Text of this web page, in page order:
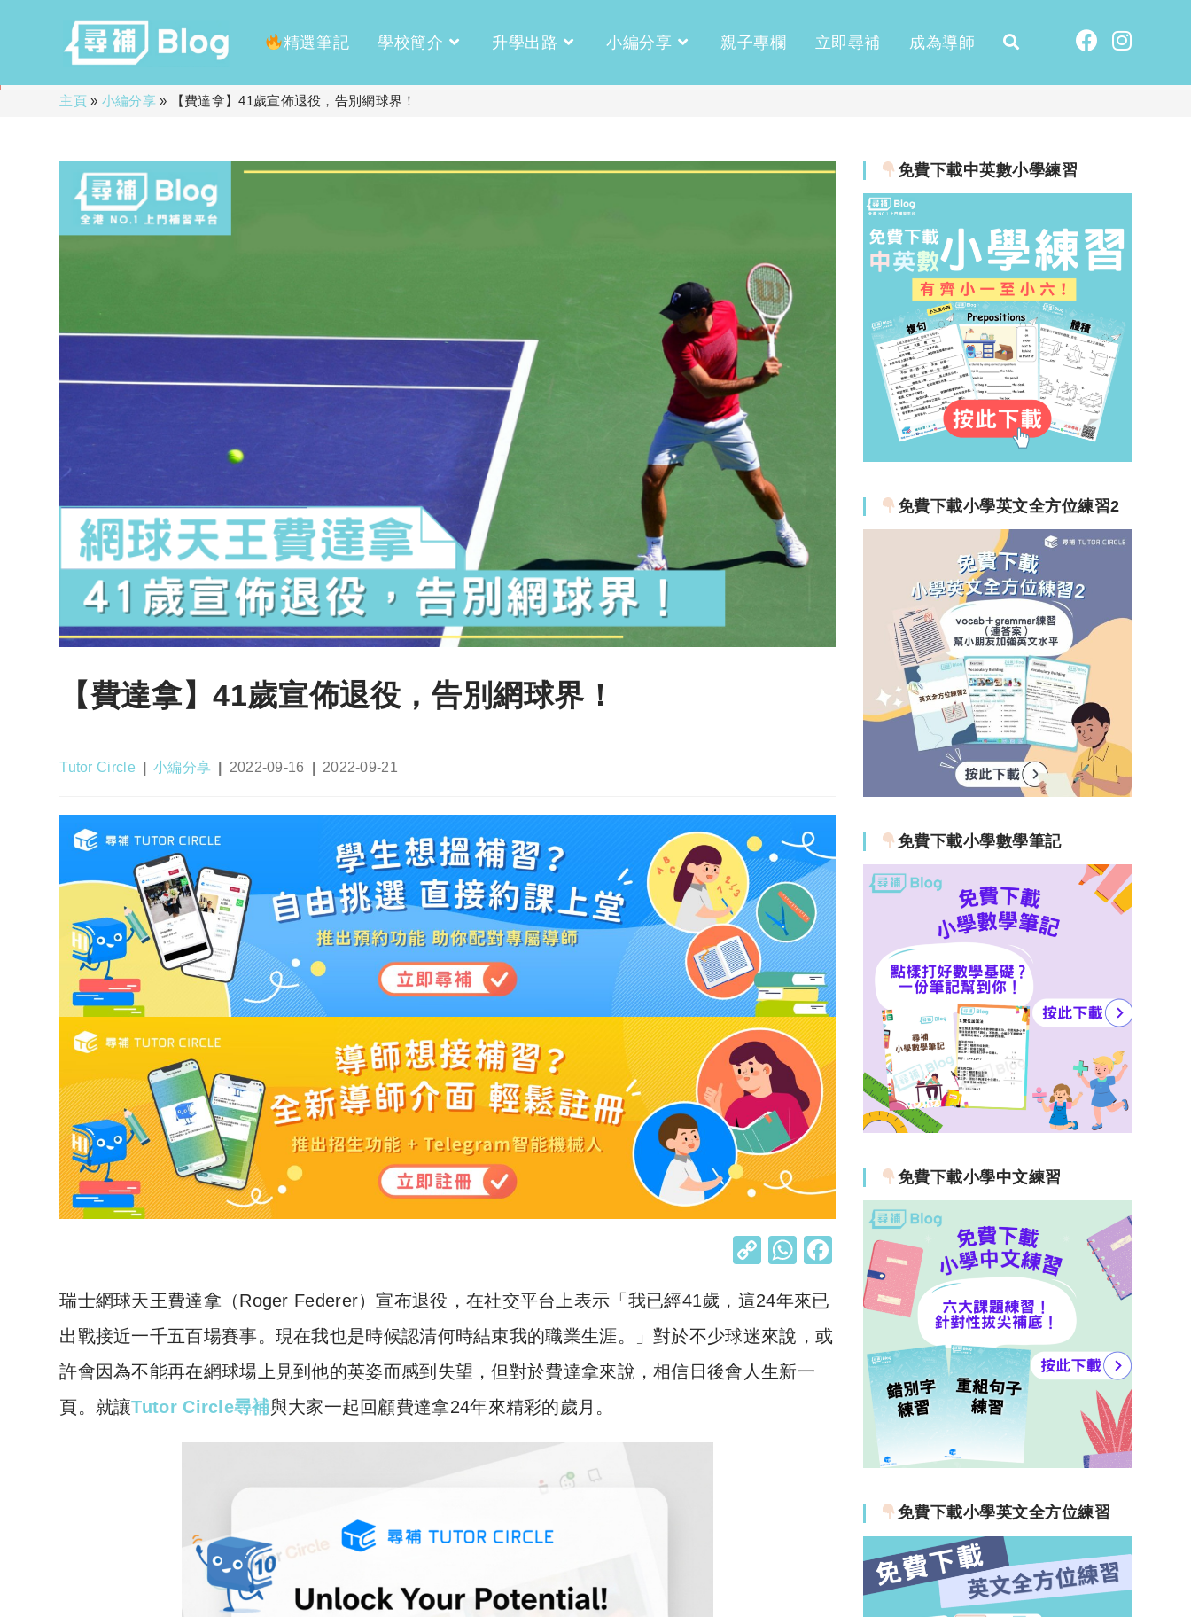
精選筆記 學校簡介 升學出路 小編分享 親子專欄 立即尋補 成為導師
主頁» 小編分享» 【費達拿】41歲宣佈退役，告別網球界！
【費達拿】41歲宣佈退役，告別網球界！
Post
Tutor Circle
Post
小編分享
Post
2022-09-16
Post
2022-09-21
C
p
y
Li
W
at
s
A
瑞士網球天王費達拿（Roger Federer）宣布退役，在社交平台上表示「我已經41歲，這24年來已
出戰接近一千五百場賽事。現在我也是時候認清何時結束我的職業生涯。」對於不少球迷來說，或
許會因為不能再在網球場上見到他的英姿而感到失望，但對於費達拿來說，相信日後會人生新一
頁。就讓Tutor Circle尋補與大家一起回顧費達拿24年來精彩的歲月。
免費下載中英數小學練習
免費下載小學英文全方位練習2
免費下載小學數學筆記
免費下載小學中文練習
免費下載小學英文全方位練習